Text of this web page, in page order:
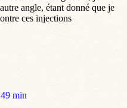
angle, étant donné que je
ces injections
min